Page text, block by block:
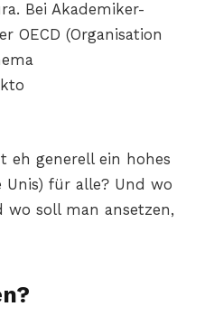
Bei Akademiker-
OECD (Organisation
eh generell ein hohes
für alle? Und wo
wo soll man ansetzen,